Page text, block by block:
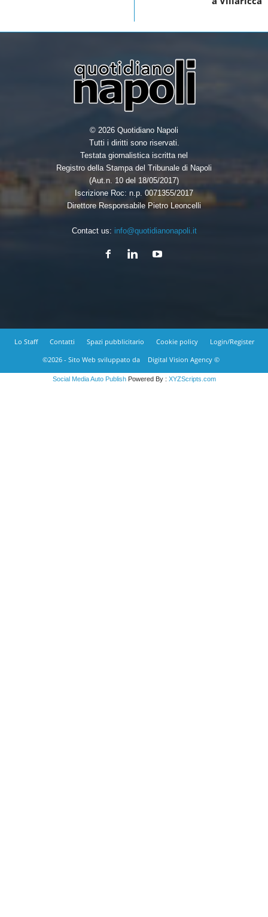
© 2026 Quotidiano Napoli
Tutti i diritti sono riservati.
Testata giornalistica iscritta nel
Registro della Stampa del Tribunale di Napoli
(Aut.n. 10 del 18/05/2017)
Iscrizione Roc: n.p. 0071355/2017
Direttore Responsabile Pietro Leoncelli
Contact us: info@quotidianonapoli.it
Lo Staff Contatti Spazi pubblicitario Cookie policy
Login/Register
©2026 - Sito Web sviluppato da
Digital Vision Agency ©
Social Media Auto PublishPowered By : XYZScripts.com